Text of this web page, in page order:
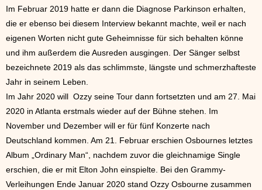
Im Februar 2019 hatte er dann die Diagnose Parkinson erhalten,
die er ebenso bei diesem Interview bekannt machte, weil er nach
eigenen Worten nicht gute Geheimnisse für sich behalten könne
und ihm außerdem die Ausreden ausgingen. Der Sänger selbst
bezeichnete 2019 als das schlimmste, längste und schmerzhafteste
Jahr in seinem Leben.
Im Jahr 2020 will Ozzy seine Tour dann fortsetzten und am 27. Mai
2020 in Atlanta erstmals wieder auf der Bühne stehen. Im
November und Dezember will er für fünf Konzerte nach
Deutschland kommen. Am 21. Februar erschien Osbournes letztes
Album „Ordinary Man“, nachdem zuvor die gleichnamige Single
erschien, die er mit Elton John einspielte. Bei den Grammy-
Verleihungen Ende Januar 2020 stand Ozzy Osbourne zusammen